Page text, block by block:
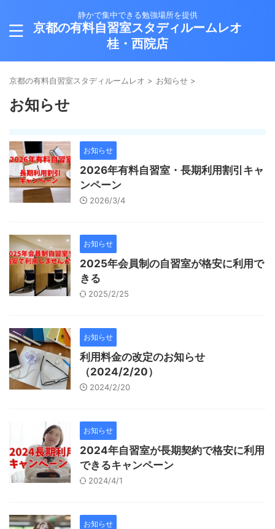
静かで集中できる勉強場所を提供
京都の有料自習室スタディルームレオ
桂・西院店
京都の有料自習室スタディルームレオ > お知らせ >
お知らせ
お知らせ
2026年有料自習室・長期利用割引キャ
ンペーン
2026/3/4
お知らせ
2025年会員制の自習室が格安に利用で
きる
2025/2/25
お知らせ
利用料金の改定のお知らせ
（2024/2/20）
2024/2/20
お知らせ
2024年自習室が長期契約で格安に利用
できるキャンペーン
2024/4/1
お知らせ